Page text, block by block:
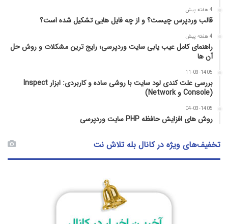
4 هفته پیش
قالب وردپرس چیست؟ و از چه فایل­ هایی تشکیل شده است؟
4 هفته پیش
راهنمای کامل عیب‌ یابی سایت وردپرسی؛ رایج‌ ترین مشکلات و روش حل
آن‌ ها
11-03-1405
بررسی علت کندی لود سایت با روشی ساده و کاربردی: ابزار Inspect
(Console و Network)
04-03-1405
روش‌ های افزایش حافظه PHP سایت وردپرسی
تخفیف‌های ویژه در کانال بله تلاش نت